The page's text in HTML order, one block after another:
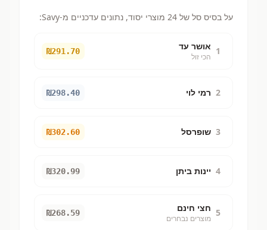
על בסיס סל של 24 מוצרי יסוד, נתונים עדכניים מ-Savy:
1 אושר עד
הכי זול
₪291.70
2 רמי לוי ₪298.40
3 שופרסל ₪302.60
4 יינות ביתן ₪320.99
5 חצי חינם
מוצרים נבחרים
₪268.59